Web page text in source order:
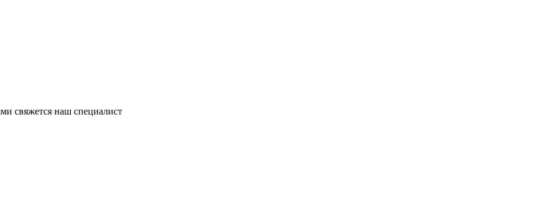
свяжется наш специалист